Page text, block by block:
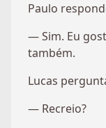
Paulo
— Sim. Eu
também.
Lucas
— Recreio?